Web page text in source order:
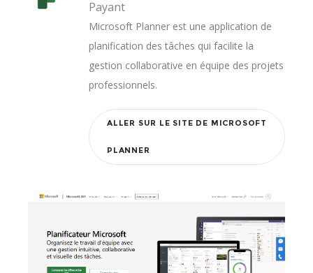
Payant
Microsoft Planner est une application de
planification des tâches qui facilite la
gestion collaborative en équipe des projets
professionnels.
ALLER SUR LE SITE DE MICROSOFT
PLANNER